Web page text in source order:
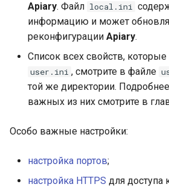
Apiary. Файл local.ini
информацию и может
реконфигурации Apiary.
Список всех свойств,
user.ini , смотрите в файле
той же директории.
важных из них смотрите в
Особо важные настройки:
настройка портов;
настройка HTTPS для доступа